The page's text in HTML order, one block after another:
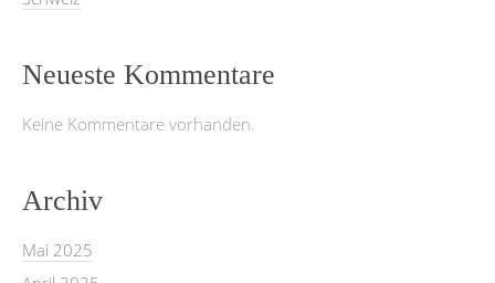
Neueste Kommentare
Keine Kommentare vorhanden.
Archiv
Mai 2025